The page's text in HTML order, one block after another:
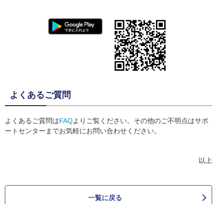
よくあるご質問
よくあるご質問はFAQよりご覧ください。その他のご不明点はサポ
ートセンターまでお気軽にお問い合わせください。
以上
一覧に戻る